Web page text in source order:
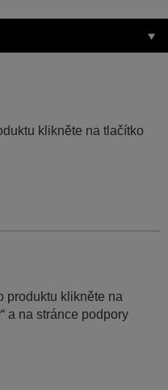
klikněte na tlačítko
produktu klikněte na
a na stránce podpory